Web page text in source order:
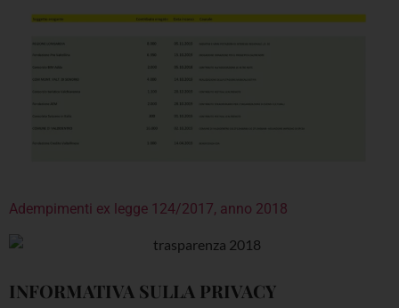
Adempimenti ex legge 124/2017, anno 2018
INFORMATIVA SULLA PRIVACY